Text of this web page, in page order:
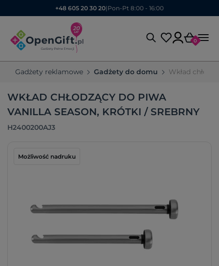
+48 605 20 30 20| Pon-Pt 8:00 - 16:00
0
Gadżety reklamowe Gadżety do domu Wkład
WKŁAD CHŁODZĄCY DO PIWA
VANILLA SEASON, KRÓTKI / SREBRNY
H2400200AJ3
Możliwość nadruku